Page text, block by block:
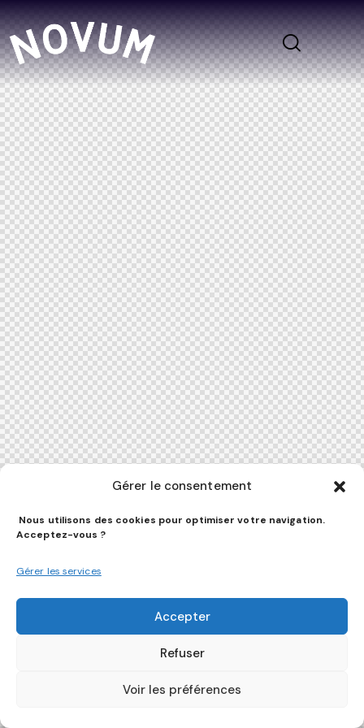
Gérer le consentement
Nous utilisons des cookies pour optimiser votre navigation.
Acceptez-vous ?
Gérer les services
Accepter
Refuser
Voir les préférences